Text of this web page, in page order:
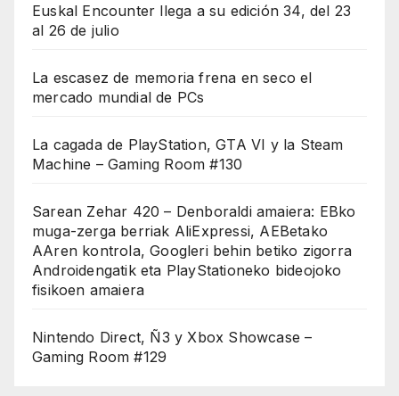
Euskal Encounter llega a su edición 34, del 23
al 26 de julio
La escasez de memoria frena en seco el
mercado mundial de PCs
La cagada de PlayStation, GTA VI y la Steam
Machine – Gaming Room #130
Sarean Zehar 420 – Denboraldi amaiera: EBko
muga-zerga berriak AliExpressi, AEBetako
AAren kontrola, Googleri behin betiko zigorra
Androidengatik eta PlayStationeko bideojoko
fisikoen amaiera
Nintendo Direct, Ñ3 y Xbox Showcase –
Gaming Room #129